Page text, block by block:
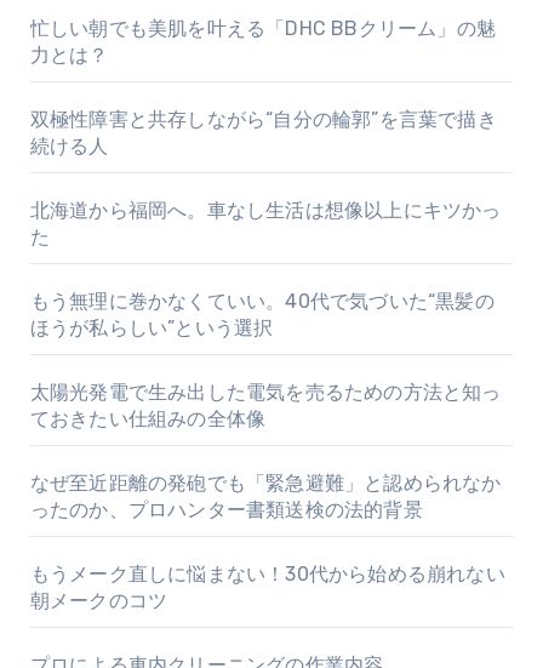
忙しい朝でも美肌を叶える「DHC BBクリーム」の魅
力とは？
双極性障害と共存しながら“自分の輪郭”を言葉で描き
続ける人
北海道から福岡へ。車なし生活は想像以上にキツかっ
た
もう無理に巻かなくていい。40代で気づいた“黒髪の
ほうが私らしい”という選択
太陽光発電で生み出した電気を売るための方法と知っ
ておきたい仕組みの全体像
なぜ至近距離の発砲でも「緊急避難」と認められなか
ったのか、プロハンター書類送検の法的背景
もうメーク直しに悩まない！30代から始める崩れない
朝メークのコツ